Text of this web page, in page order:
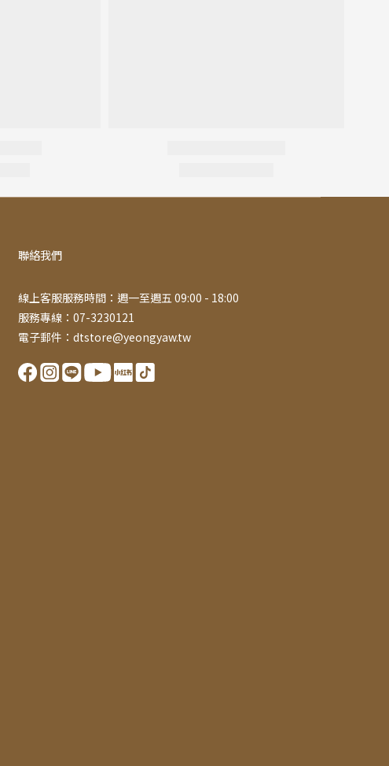
聯絡我們
線上客服服務時間：週一至週五 09:00 - 18:00
服務專線：07-3230121
電子郵件：dtstore@yeongyaw.tw